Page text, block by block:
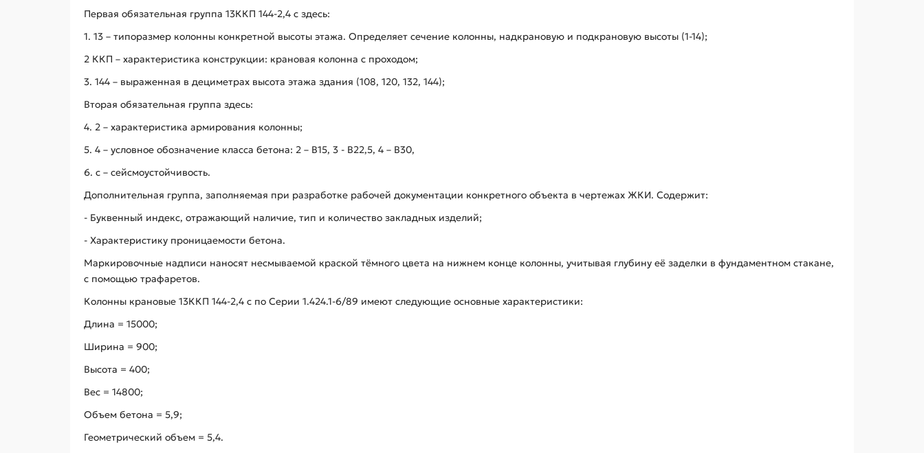
Первая обязательная группа 13ККП 144-2,4 с здесь:
1. 13 – типоразмер колонны конкретной высоты этажа. Определяет сечение колонны, надкрановую и подкрановую высоты (1-14);
2 ККП – характеристика конструкции: крановая колонна с проходом;
3. 144 – выраженная в дециметрах высота этажа здания (108, 120, 132, 144);
Вторая обязательная группа здесь:
4. 2 – характеристика армирования колонны;
5. 4 – условное обозначение класса бетона: 2 – В15, 3 - В22,5, 4 – В30,
6. с – сейсмоустойчивость.
Дополнительная группа, заполняемая при разработке рабочей документации конкретного объекта в чертежах ЖКИ. Содержит:
- Буквенный индекс, отражающий наличие, тип и количество закладных изделий;
- Характеристику проницаемости бетона.
Маркировочные надписи наносят несмываемой краской тёмного цвета на нижнем конце колонны, учитывая глубину её заделки в фундаментном стакане,
с помощью трафаретов.
Колонны крановые 13ККП 144-2,4 с по Серии 1.424.1-6/89 имеют следующие основные характеристики:
Длина = 15000;
Ширина = 900;
Высота = 400;
Вес = 14800;
Объем бетона = 5,9;
Геометрический объем = 5,4.